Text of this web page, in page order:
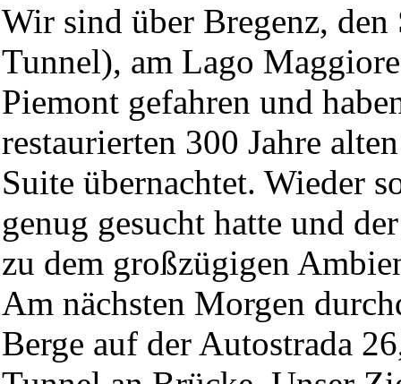
Wir sind über Bregenz,
Tunnel), am Lago
Piemont gefahren und
restaurierten 300 Jahre
Suite übernachtet. Wieder
genug gesucht hatte und
zu dem großzügigen
Am nächsten Morgen
Berge auf der Autostrada